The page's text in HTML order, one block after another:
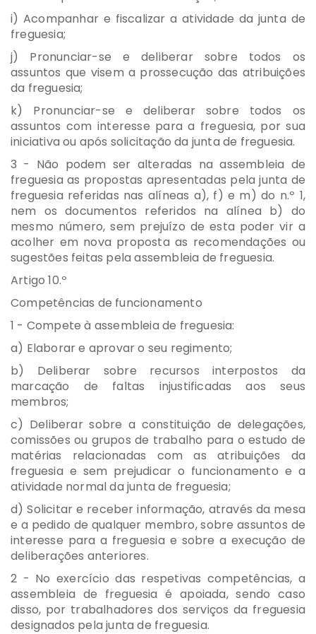
i) Acompanhar e fiscalizar a atividade da junta de
freguesia;
j) Pronunciar-se e deliberar sobre todos os
assuntos que visem a prossecução das atribuições
da freguesia;
k) Pronunciar-se e deliberar sobre todos os
assuntos com interesse para a freguesia, por sua
iniciativa ou após solicitação da junta de freguesia.
3 - Não podem ser alteradas na assembleia de
freguesia as propostas apresentadas pela junta de
freguesia referidas nas alíneas a), f) e m) do n.º 1,
nem os documentos referidos na alínea b) do
mesmo número, sem prejuízo de esta poder vir a
acolher em nova proposta as recomendações ou
sugestões feitas pela assembleia de freguesia.
Artigo 10.º
Competências de funcionamento
1 - Compete à assembleia de freguesia:
a) Elaborar e aprovar o seu regimento;
b) Deliberar sobre recursos interpostos da
marcação de faltas injustificadas aos seus
membros;
c) Deliberar sobre a constituição de delegações,
comissões ou grupos de trabalho para o estudo de
matérias relacionadas com as atribuições da
freguesia e sem prejudicar o funcionamento e a
atividade normal da junta de freguesia;
d) Solicitar e receber informação, através da mesa
e a pedido de qualquer membro, sobre assuntos de
interesse para a freguesia e sobre a execução de
deliberações anteriores.
2 - No exercício das respetivas competências, a
assembleia de freguesia é apoiada, sendo caso
disso, por trabalhadores dos serviços da freguesia
designados pela junta de freguesia.